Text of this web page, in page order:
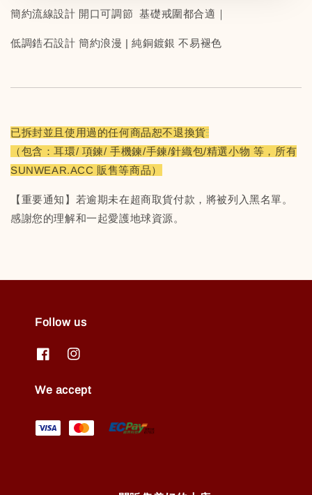
簡約流線設計 開口可調節 基礎戒圍都合適｜
低調鋯石設計 簡約浪漫 | 純銅鍍銀 不易褪色
已拆封並且使用過的任何商品恕不退換貨
（包含：耳環/ 項鍊/ 手機鍊/手鍊/針織包/精選小物 等，所有
SUNWEAR.ACC 販售等商品）
【重要通知】若逾期未在超商取貨付款，將被列入黑名單。
感謝您的理解和一起愛護地球資源。
Follow us
We accept